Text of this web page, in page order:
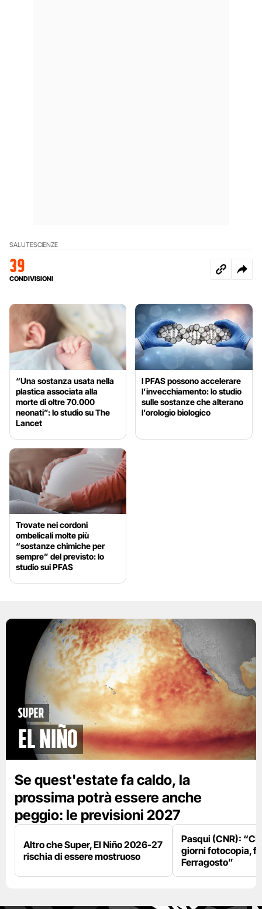
SALUTESCIENZE
39
CONDIVISIONI
“Una sostanza usata nella
plastica associata alla
morte di oltre 70.000
neonati”: lo studio su The
Lancet
I PFAS possono accelerare
l’invecchiamento: lo studio
sulle sostanze che alterano
l’orologio biologico
Trovate nei cordoni
ombelicali molte più
“sostanze chimiche per
sempre” del previsto: lo
studio sui PFAS
Super
El Niño
Se quest'estate fa caldo, la
prossima potrà essere anche
peggio: le previsioni 2027
Altro che Super, El Niño 2026-27
rischia di essere mostruoso
Pasqui (CNR):
giorni fotocopia,
Ferragosto”